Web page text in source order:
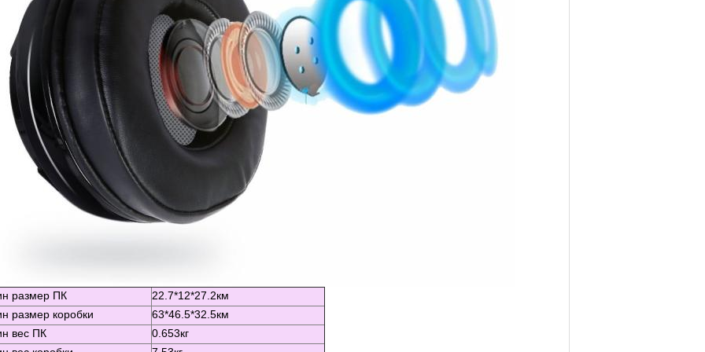
размер ПК
22.7*12*27.2км
размер коробки
63*46.5*32.5км
вес ПК
0.653кг